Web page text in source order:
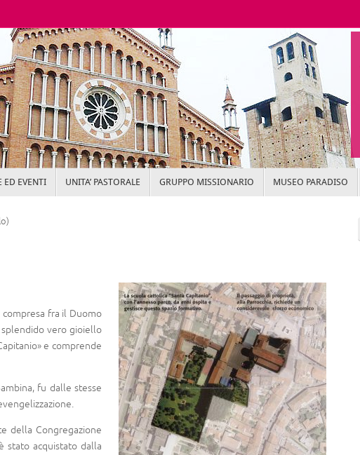
ED EVENTI UNITA’ PASTORALE GRUPPO MISSIONARIO MUSEO PARADISO
compresa fra il Duomo
splendido vero gioiello
e comprende
fu dalle stesse
della Congregazione
stato acquistato dalla